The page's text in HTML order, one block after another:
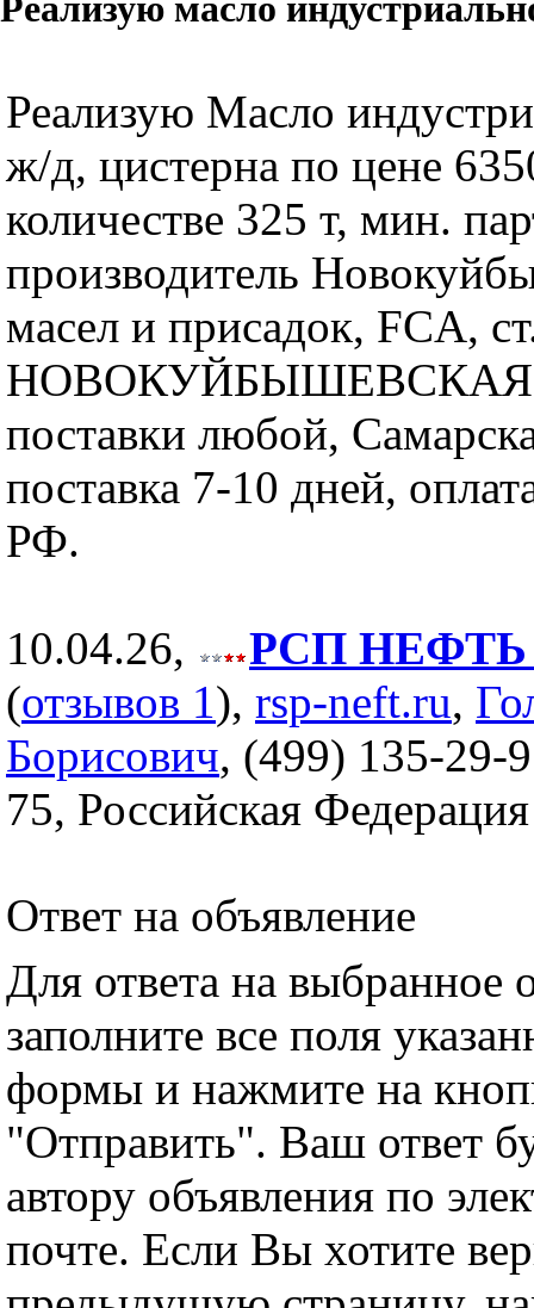
Реализую масло
Реализую Масло
ж/д, цистерна по цене
количестве 325 т, мин.
производитель
масел и присадок, FCA,
НОВОКУЙБЫШЕВСКАЯ,
поставки любой,
поставка 7-10 дней,
РФ.
10.04.26,
РСП НЕФТЬ
(отзывов 1), rsp-neft.ru,
Борисович, (499) 135-29-
75, Российская Федерация
Ответ на объявление
Для ответа на выбранное
заполните все поля
формы и нажмите на
"Отправить". Ваш ответ
автору объявления по
почте. Если Вы хотите